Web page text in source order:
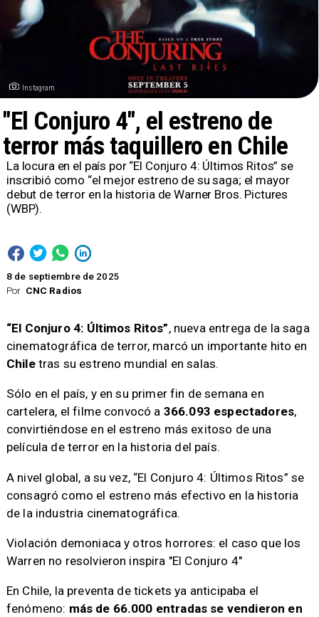
Instagram
Por CNC Radios
"El Conjuro 4", el estreno de
terror más taquillero en Chile
8 de septiembre de 2025
La locura en el país por “El Conjuro 4: Últimos Ritos” se
inscribió como “el mejor estreno de su saga; el mayor
debut de terror en la historia de Warner Bros. Pictures
(WBP).
“El Conjuro 4: Últimos Ritos”, nueva entrega de la saga
cinematográfica de terror, marcó un importante hito en
Chile tras su estreno mundial en salas.
Sólo en el país, y en su primer fin de semana en
cartelera, el filme convocó a 366.093 espectadores,
convirtiéndose en el estreno más exitoso de una
película de terror en la historia del país.
A nivel global, a su vez, “El Conjuro 4: Últimos Ritos” se
consagró como el estreno más efectivo en la historia
de la industria cinematográfica.
Violación demoniaca y otros horrores: el caso que los
Warren no resolvieron inspira "El Conjuro 4"
En Chile, la preventa de tickets ya anticipaba el
fenómeno: más de 66.000 entradas se vendieron en